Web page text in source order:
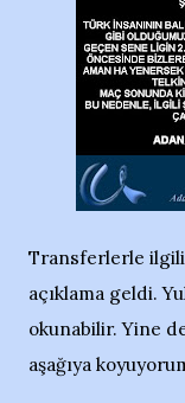
Transferlerle
açıklama geldi.
okunabilir. Yine
aşağıya